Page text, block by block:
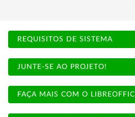
REQUISITOS DE SISTEMA
JUNTE-SE AO PROJETO!
FAÇA MAIS COM O